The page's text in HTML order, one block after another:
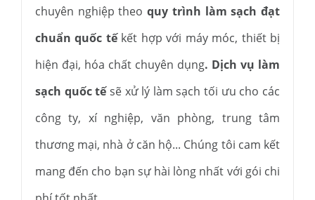
chuyên nghiệp theo quy trình làm sạch đạt
chuẩn quốc tếkết hợp với máy móc, thiết bị
hiện đại, hóa chất chuyên dụng. Dịch vụ làm
sạch quốc tếsẽ xử lý làm sạch tối ưu cho các
công ty, xí nghiệp, văn phòng, trung tâm
thương mại, nhà ở căn hộ... Chúng tôi cam kết
mang đến cho bạn sự hài lòng nhất với gói chi